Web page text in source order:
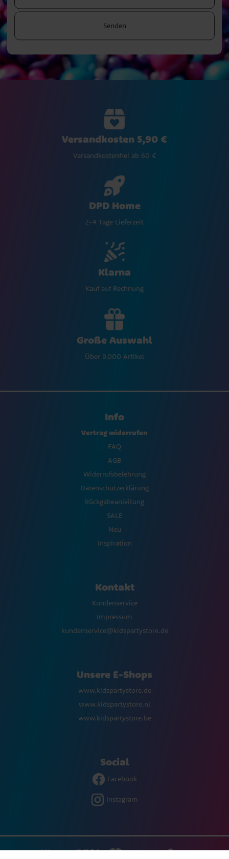
Senden
Versandkosten 5,90 €
Versandkostenfrei ab 60 €
DPD Home
2-4 Tage Lieferzeit
Klarna
Kauf auf Rechnung
Große Auswahl
Über 9.000 Artikel
Info
Vertrag widerrufen
FAQ
AGB
Widerrufsbelehrung
Datenschutzerklärung
Rückgabeanleitung
SALE
Neu
Inspiration
Kontakt
Kundenservice
Impressum
kundenservice@kidspartystore.de
Unsere E-Shops
www.kidspartystore.de
www.kidspartystore.nl
www.kidspartystore.be
Social
Facebook
Instagram